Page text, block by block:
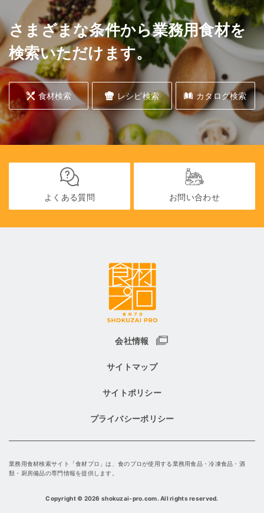
さまざまな条件から業務用食材を
検索いただけます。
食材検索 レシピ検索 カタログ検索
よくある質問 お問い合わせ
会社情報
サイトマップ
サイトポリシー
プライバシーポリシー
業務用食材検索サイト「食材プロ」は、食のプロが使用する業務用食品・冷凍食品・酒
類・厨房備品の専門情報を提供します。
Copyright © 2026 shokuzai-pro.com. All rights reserved.